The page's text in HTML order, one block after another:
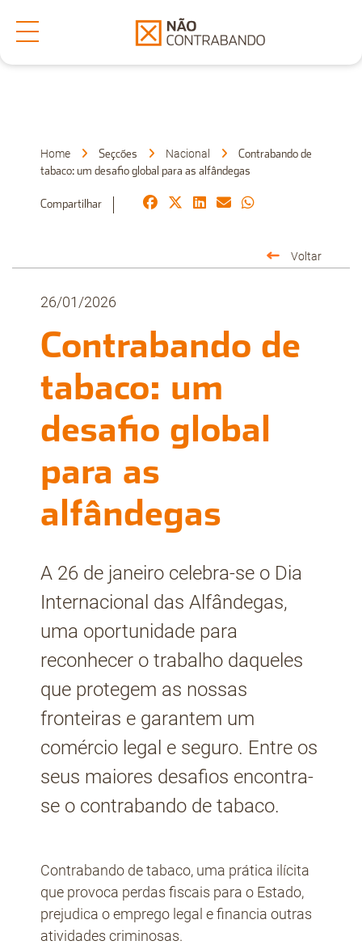
Denuncia
Sobre Nós
Home Seçcões Nacional
Contrabando de
tabaco: um desafio global para as alfândegas
Compartilhar
Voltar
26/01/2026
Contrabando de
tabaco: um
desafio global
para as
alfândegas
A 26 de janeiro celebra-se o Dia
Internacional das Alfândegas,
uma oportunidade para
reconhecer o trabalho daqueles
que protegem as nossas
fronteiras e garantem um
comércio legal e seguro. Entre os
seus maiores desafios encontra-
se o contrabando de tabaco.
Contrabando de tabaco, uma prática ilícita
que provoca perdas fiscais para o Estado,
prejudica o emprego legal e financia outras
atividades criminosas.